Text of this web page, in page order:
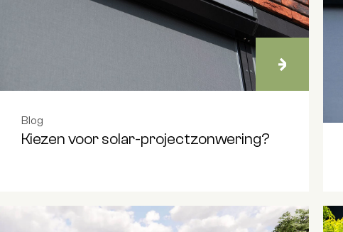
Blog
Kiezen voor solar-projectzonwering?